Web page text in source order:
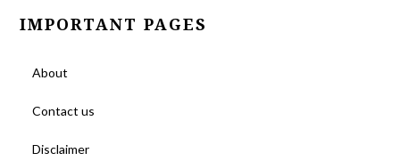
IMPORTANT PAGES
About
Contact us
Disclaimer